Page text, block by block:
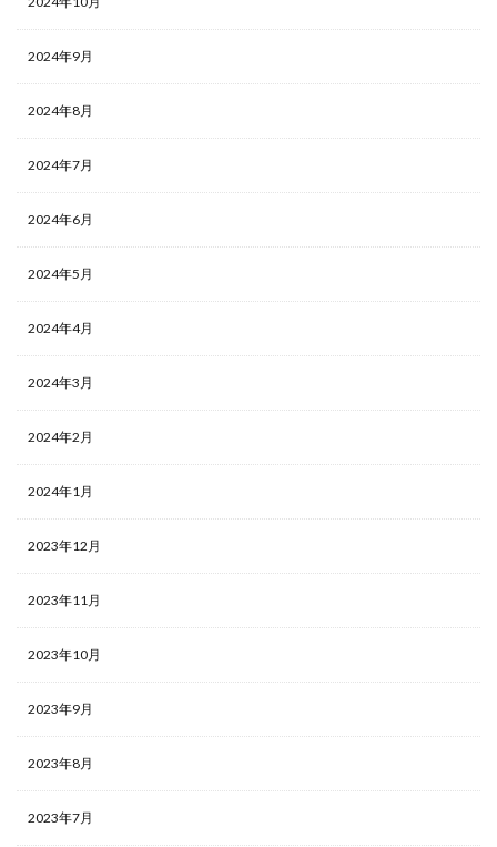
2024年9月
2024年8月
2024年7月
2024年6月
2024年5月
2024年4月
2024年3月
2024年2月
2024年1月
2023年12月
2023年11月
2023年10月
2023年9月
2023年8月
2023年7月